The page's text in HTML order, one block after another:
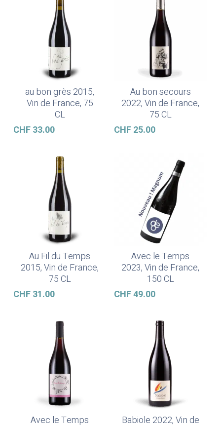
Ajouter Au Panier
au bon grès 2015,
Vin de France, 75
CL
CHF33.00
Ajouter Au Panier
Au bon secours
2022, Vin de France,
75 CL
CHF25.00
Ajouter Au Panier
Au Fil du Temps
2015, Vin de France,
75 CL
CHF31.00
Ajouter Au Panier
Avec le Temps
2023, Vin de France,
150 CL
CHF49.00
Ajouter Au Panier
Avec le Temps
Ajouter Au Panier
Babiole 2022, Vin de